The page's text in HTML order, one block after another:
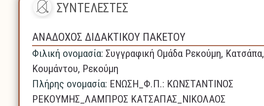
ΣΥΝΤΕΛΕΣΤΕΣ
ΑΝΑΔΟΧΟΣ ΔΙΔΑΚΤΙΚΟΥ ΠΑΚΕΤΟΥ
Φιλική ονομασία: Συγγραφική Ομάδα Ρεκούμη, Κατσάπα,
Κουμάντου, Ρεκούμη
Πλήρης ονομασία: ΕΝΩΣΗ_Φ.Π.: ΚΩΝΣΤΑΝΤΙΝΟΣ
ΡΕΚΟΥΜΗΣ_ΛΑΜΠΡΟΣ ΚΑΤΣΑΠΑΣ_ΝΙΚΟΛΑΟΣ